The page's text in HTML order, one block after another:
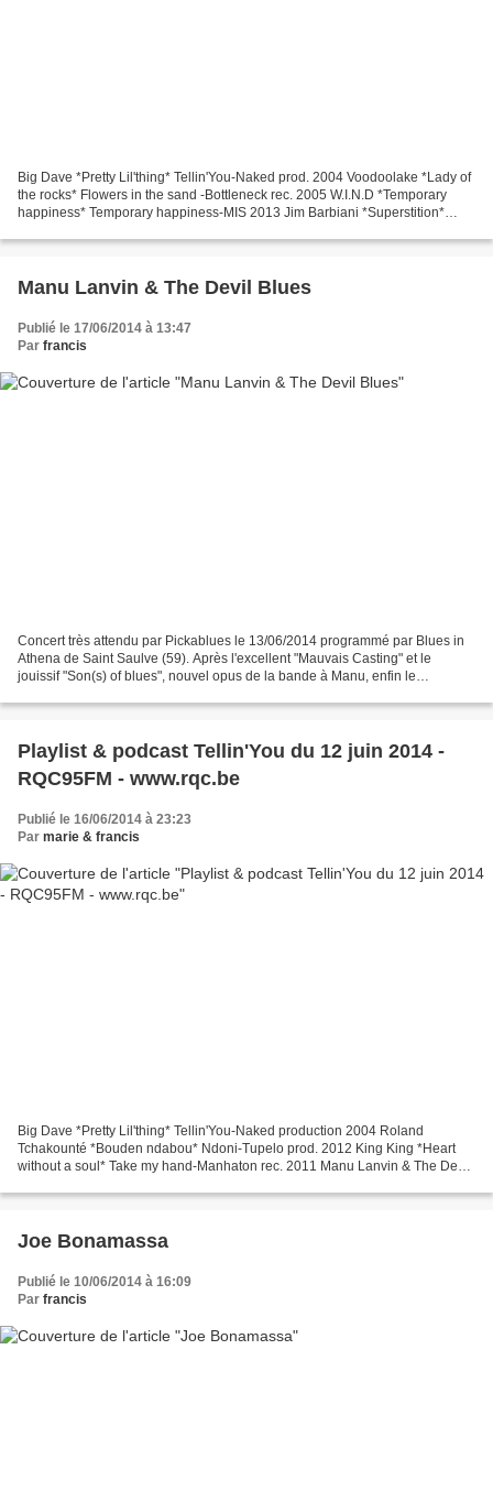
Big Dave *Pretty Lil'thing* Tellin'You-Naked prod. 2004 Voodoolake *Lady of
the rocks* Flowers in the sand -Bottleneck rec. 2005 W.I.N.D *Temporary
happiness* Temporary happiness-MIS 2013 Jim Barbiani *Superstition*
Manu Lanvin & The Devil Blues
Publié le 17/06/2014 à 13:47
Par francis
Concert très attendu par Pickablues le 13/06/2014 programmé par Blues in
Athena de Saint Saulve (59). Après l'excellent "Mauvais Casting" et le
jouissif "Son(s) of blues", nouvel opus de la bande à Manu, enfin le
Playlist & podcast Tellin'You du 12 juin 2014 -
RQC95FM - www.rqc.be
Publié le 16/06/2014 à 23:23
Par marie & francis
Big Dave *Pretty Lil'thing* Tellin'You-Naked production 2004 Roland
Tchakounté *Bouden ndabou* Ndoni-Tupelo prod. 2012 King King *Heart
without a soul* Take my hand-Manhaton rec. 2011 Manu Lanvin & The Devil
Joe Bonamassa
Publié le 10/06/2014 à 16:09
Par francis